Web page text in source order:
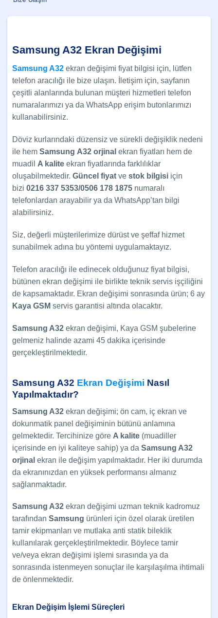
Samsung A32 Ekran Değişimi
Samsung A32 ekran değişimi fiyat bilgisi için, lütfen
telefon aracılığı ile bize ulaşın. İletişim için, sayfanın
çeşitli alanlarında bulunan müşteri hizmetleri telefon
numaralarımızı ya da WhatsApp erişim butonlarımızı
kullanabilirsiniz.
Döviz kurlarındaki düzensiz ve sürekli değişiklik nedeni
ile hem Samsung A32 orjinal ekran fiyatları hem de
muadil A kalite ekran fiyatlarında farklılıklar
oluşabilmektedir. Güncel fiyat ve stok bilgisi için
bizi 0216 337 5353/0506 178 1875 numaralı
telefonlardan arayabilir ya da WhatsApp’tan bilgi
alabilirsiniz.
Siz, değerli müşterilerimize dürüst ve şeffaf hizmet
sunabilmek adına bu yöntemi uygulamaktayız.
Telefon aracılığı ile edinecek olduğunuz fiyat bilgisi,
bütünen ekran değişimi ile birlikte teknik servis işçiliğini
de kapsamaktadır. Ekran değişimi sonrasında ürün; 6 ay
Kaya GSM servis garantisi altında olacaktır.
Samsung A32 ekran değişimi, Kaya GSM şubelerine
gelmeniz halinde azami 45 dakika içerisinde
gerçekleştirilmektedir.
Samsung A32 Ekran Değişimi Nasıl
Yapılmaktadır?
Samsung A32 ekran değişimi; ön cam, iç ekran ve
dokunmatik panel değişiminin bütünü anlamına
gelmektedir. Tercihinize göre A kalite (muadiller
içerisinde en iyi kaliteye sahip) ya da Samsung A32
orjinal ekran ile değişim yapılmaktadır. Her iki durumda
da ekranınızdan en yüksek performansı almanız
sağlanmaktadır.
Samsung A32 ekran değişimi uzman teknik kadromuz
tarafından Samsung ürünleri için özel olarak üretilen
tamir ekipmanları ve mutlaka anti statik bileklik
kullanılarak gerçekleştirilmektedir. Böylece tamir
ve/veya ekran değişimi işlemi sırasında ya da
sonrasında istenmeyen sonuçlar ile karşılaşılma ihtimali
de önlenmektedir.
Ekran Değişim İşlemi Süreçleri